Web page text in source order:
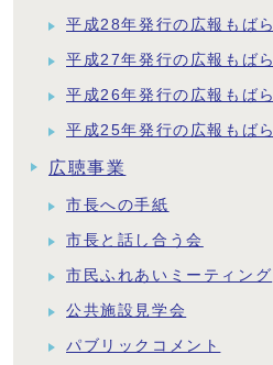
平成28年発行の広報もばら
平成27年発行の広報もばら
平成26年発行の広報もばら
平成25年発行の広報もばら
広聴事業
市長への手紙
市長と話し合う会
市民ふれあいミーティング
公共施設見学会
パブリックコメント